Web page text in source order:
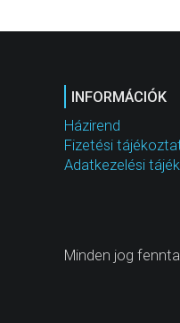
INFORMÁCIÓK
Házirend
Fizetési
Adatkezelési
Minden jog